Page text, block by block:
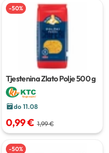
-50%
Tjestenina Zlato Polje500 g
do 11.08
0,99 € 1,99 €
-50%